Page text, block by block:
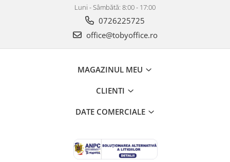
Luni - Sâmbătă: 8:00 - 17:00
0726225725
office@tobyoffice.ro
MAGAZINUL MEU
CLIENTI
DATE COMERCIALE